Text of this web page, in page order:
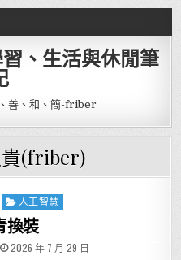
、生活與休閒筆
善、和、簡-friber
(friber)
人工智慧
換裝
PUBLISHED DATE:
2026 年 7 月 29 日